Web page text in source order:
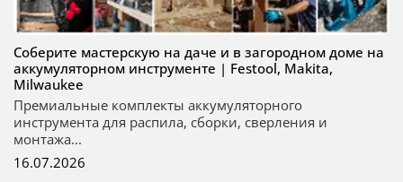
Соберите мастерскую на даче и в загородном доме на
аккумуляторном инструменте | Festool, Makita,
Milwaukee
Премиальные комплекты аккумуляторного
инструмента для распила, сборки, сверления и
монтажа...
16.07.2026